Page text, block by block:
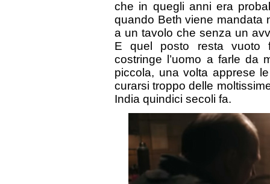
che in quegli anni era
quando Beth viene mandata
a un tavolo che senza un
E quel posto resta vuoto
costringe l’uomo a farle da
piccola, una volta apprese
curarsi troppo delle
India quindici secoli fa.